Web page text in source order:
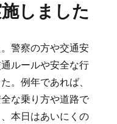
しました
警察の方や交通安
ルールや安全な行
。例年であれば、
な乗り方や道路で
本日はあいにくの